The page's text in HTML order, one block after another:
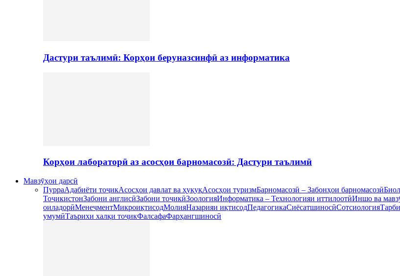
Дастури таълимӣ: Корҳои беруназсинфӣ аз информатика
Корҳои лабораторӣ аз асосҳои барномасозӣ: Дастури таълимӣ
Мавзӯҳои дарсӣ
ПурраАдабиёти тоҷикАсосҳои давлат ва ҳуқуқАсосҳои туризмБарномасозӣ – Забонҳои барномасозӣ
ТоҷикистонЗабони англисӣЗабони тоҷикӣЗоологияИнформатика – Технологияи иттилоотӣИншо ва
оиладорӣМенеҷментМикроиқтисодМолияНазарияи иқтисодПедагогикаСиёсатшиносӣСотсиология
умумӣТаърихи халқи тоҷикФалсафаФарҳангшиносӣ